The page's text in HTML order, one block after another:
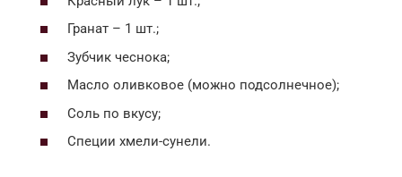
Гранат – 1 шт.;
Зубчик чеснока;
Масло оливковое (можно подсолнечное);
Соль по вкусу;
Специи хмели-сунели.